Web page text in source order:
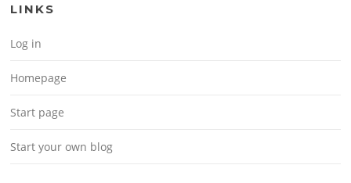
LINKS
Log in
Homepage
Start page
Start your own blog